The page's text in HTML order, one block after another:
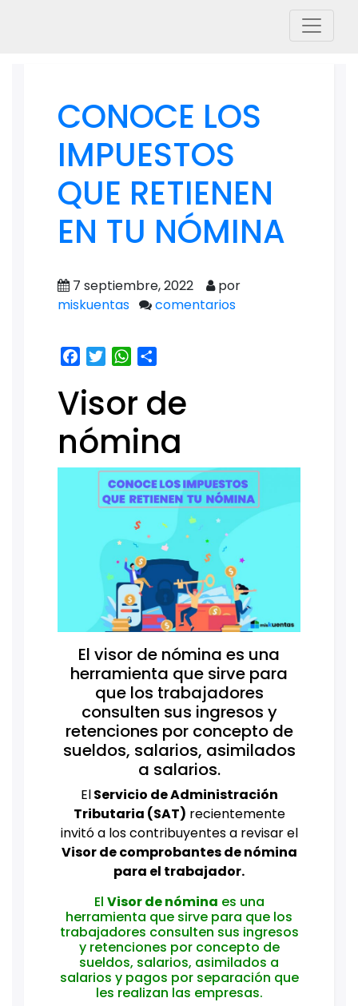
CONOCE LOS
IMPUESTOS
QUE RETIENEN
EN TU NÓMINA
7 septiembre, 2022
por
miskuentas
comentarios
Facebook
TwitterWhatsApp
Visor de
nómina
El visor de nómina es una
herramienta que sirve para
que los trabajadores
consulten sus ingresos y
retenciones por concepto de
sueldos, salarios, asimilados
a salarios.
ElServicio de Administración
Tributaria (SAT) recientemente
invitó a los contribuyentes a revisar el
Visor de comprobantes de nómina
para el trabajador.
El Visor de nómina es una
herramienta que sirve para que los
trabajadores consulten sus ingresos
y retenciones por concepto de
sueldos, salarios, asimilados a
salarios y pagos por separación que
les realizan las empresas.